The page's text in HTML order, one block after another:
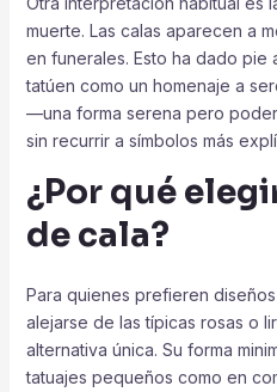
muerte. Las calas aparecen a
en funerales. Esto ha dado pie
tatúen como un homenaje a
—una forma serena pero
sin recurrir a símbolos más
¿Por qué
de cala?
Para quienes prefieren
alejarse de las típicas rosas o
alternativa única. Su forma
tatuajes pequeños como en